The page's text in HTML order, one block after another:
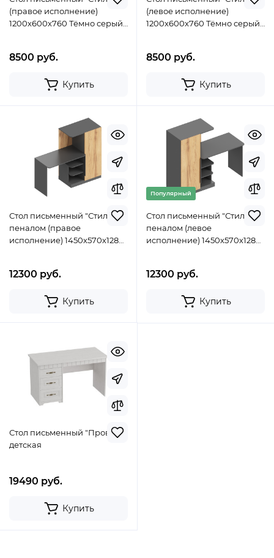
(правое исполнение)
1200х600х760 Тёмно серый/
8500 руб.
Купить
(левое исполнение)
1200х600х760 Тёмно серый/
8500 руб.
Купить
Стол письменный "Стил" с
пеналом (правое
исполнение) 1450х570х1280
12300 руб.
Купить
Популярный
Стол письменный "Стил" с
пеналом (левое
исполнение) 1450х570х1280
12300 руб.
Купить
Стол письменный "Прованс"
детская
19490 руб.
Купить